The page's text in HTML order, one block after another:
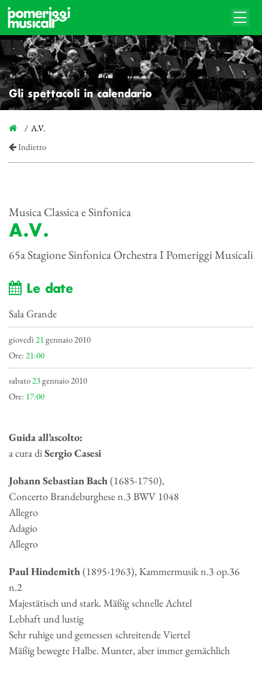
Gli spettacoli in calendario
A.V.
Indietro
Musica Classica e Sinfonica
A.V.
65a Stagione Sinfonica Orchestra I Pomeriggi Musicali
Le date
Sala Grande
giovedì 21 gennaio 2010
Ore: 21:00
sabato23gennaio 2010
Ore: 17:00
Guida all’ascolto:
a cura diSergio Casesi
Johann Sebastian Bach(1685-1750),
Concerto Brandeburghese n.3 BWV 1048
Allegro
Adagio
Allegro
Paul Hindemith(1895-1963), Kammermusik n.3 op.36
n.2
Majestätisch und stark. Mäßig schnelle Achtel
Lebhaft und lustig
Sehr ruhige und gemessen schreitende Viertel
Mäßig bewegte Halbe. Munter, aber immer gemächlich